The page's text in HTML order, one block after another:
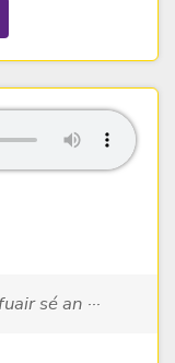
sé an ···